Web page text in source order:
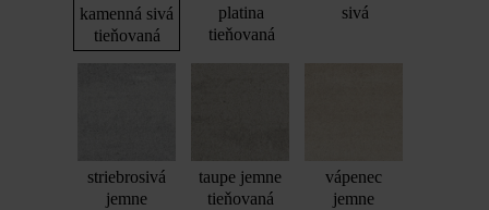
kamenná sivá
tieňovaná
platina
tieňovaná
sivá
striebrosivá
jemne
taupe jemne
tieňovaná
vápenec
jemne